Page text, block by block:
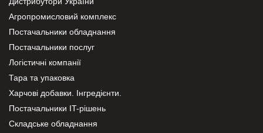
Агропромисловий комплекс
Постачальники обладнання
Постачальники послуг
Логістичні компанії
Тара та упаковка
Харчові добавки. Інгредієнти.
Постачальники IT-рішень
Складське обладнання